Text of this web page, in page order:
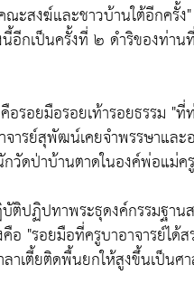
ะสงฆ์และชาวบ้านใต้อีกครั้ง"
กเป็นครั้งที่ ๒ ดำริของท่าน
คือรอยมือรอยเท้ารอยธรรม "ที่
ารย์สุพัฒน์เคยจำพรรษาแล
วัดป่าบ้านตาดในองค์พ่อแม่
ติปฏิปทาพระธุดงค์กรรมฐาน
อ "รอยมือที่ครูบาอาจารย์ได้ส
าเตี้ยติดพื้นยกให้สูงขึ้นเป็น